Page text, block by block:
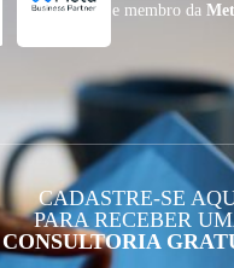
e membro da
CADASTRE-SE
PARA RECEBER
CONSULTORIA